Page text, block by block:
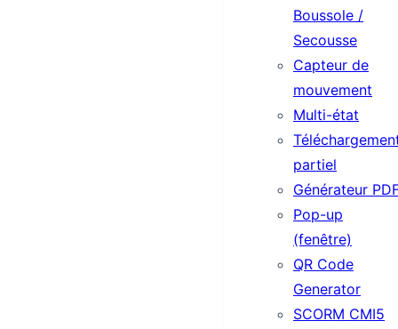
Boussole /
Secousse
Capteur de
mouvement
Multi-état
partiel
Générateur
Pop-up
(fenêtre)
QR Code
Generator
SCORM CMI5